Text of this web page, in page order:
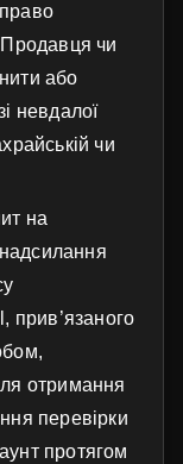
Продавця чи
або
невдалої
чи
на
прив’язаного
отримання
перевірки
протягом